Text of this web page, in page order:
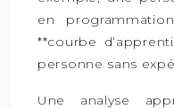
en
**courbe
personne sans
Une analyse